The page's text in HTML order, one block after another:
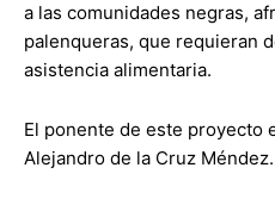
a las comunidades negras,
palenqueras, que requieran
asistencia alimentaria.
El ponente de este proyecto
Alejandro de la Cruz Méndez.